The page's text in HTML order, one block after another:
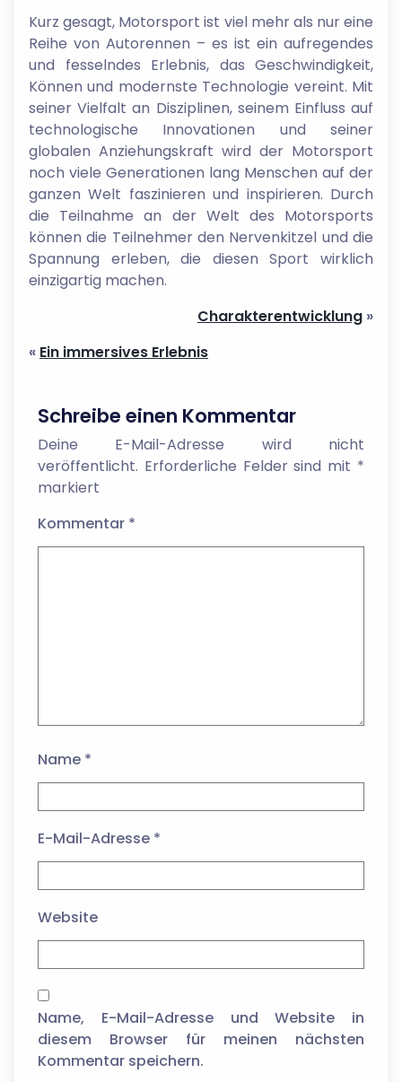
Kurz gesagt, Motorsport ist viel mehr als nur eine
Reihe von Autorennen – es ist ein aufregendes
und fesselndes Erlebnis, das Geschwindigkeit,
Können und modernste Technologie vereint. Mit
seiner Vielfalt an Disziplinen, seinem Einfluss auf
technologische Innovationen und seiner
globalen Anziehungskraft wird der Motorsport
noch viele Generationen lang Menschen auf der
ganzen Welt faszinieren und inspirieren. Durch
die Teilnahme an der Welt des Motorsports
können die Teilnehmer den Nervenkitzel und die
Spannung erleben, die diesen Sport wirklich
einzigartig machen.
Charakterentwicklung »
« Ein immersives Erlebnis
Schreibe einen Kommentar
Deine E-Mail-Adresse wird nicht
veröffentlicht. Erforderliche Felder sind mit *
markiert
Kommentar *
Name *
E-Mail-Adresse *
Website
Name, E-Mail-Adresse und Website in
diesem Browser für meinen nächsten
Kommentar speichern.